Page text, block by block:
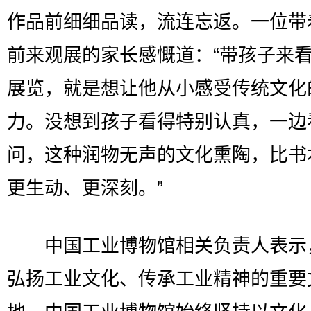
作品前细细品读，流连忘返。一位
前来观展的家长感慨道：“带孩子来
展览，就是想让他从小感受传统文
力。没想到孩子看得特别认真，一
问，这种润物无声的文化熏陶，比
更生动、更深刻。”
中国工业博物馆相关负责人表示
弘扬工业文化、传承工业精神的重